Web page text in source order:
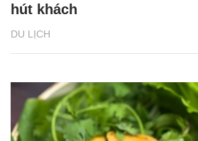
DU LỊCH
hút khách